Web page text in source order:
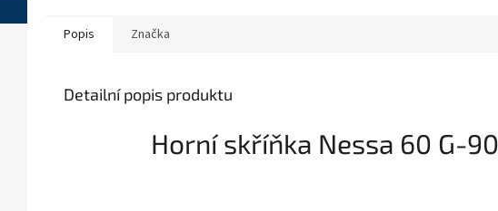
Popis Značka
Detailní popis produktu
Horní skříňka Nessa 60 G-